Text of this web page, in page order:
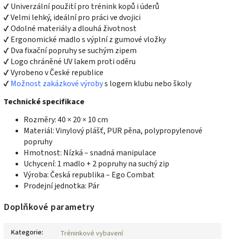
✔ Univerzální použití pro trénink kopů i úderů
✔ Velmi lehký, ideální pro práci ve dvojici
✔ Odolné materiály a dlouhá životnost
✔ Ergonomické madlo s výplní z gumové vložky
✔ Dva fixační popruhy se suchým zipem
✔ Logo chráněné UV lakem proti oděru
✔ Vyrobeno v České republice
✔Možnost zakázkové výrobys logem klubu nebo školy
Technické specifikace
Rozměry: 40 × 20 × 10 cm
Materiál: Vinylový plášť, PUR pěna, polypropylenové
popruhy
Hmotnost: Nízká – snadná manipulace
Uchycení: 1 madlo + 2 popruhy na suchý zip
Výroba: Česká republika – Ego Combat
Prodejní jednotka: Pár
Doplňkové parametry
Kategorie:
Tréninkové vybavení